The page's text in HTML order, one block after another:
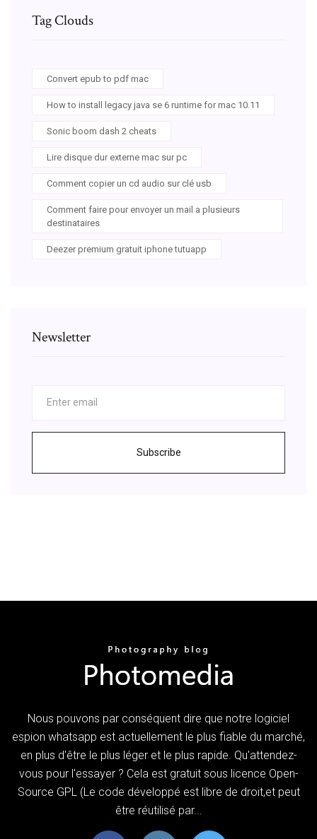
Tag Clouds
Convert epub to pdf mac
How to install legacy java se 6 runtime for mac 10.11
Sonic boom dash 2 cheats
Lire disque dur externe mac sur pc
Comment copier un cd audio sur clé usb
Comment faire pour envoyer un mail a plusieurs
destinataires
Deezer premium gratuit iphone tutuapp
Newsletter
Subscribe
Nous pouvons par conséquent dire que notre logiciel
espion whatsapp est actuellement le plus fiable du marché,
en plus d'être le plus léger et le plus rapide. Qu'attendez-
vous pour l'essayer ? Cela est gratuit sous licence Open-
Source GPL (Le code développé est libre de droit,et peut
être réutilisé par...